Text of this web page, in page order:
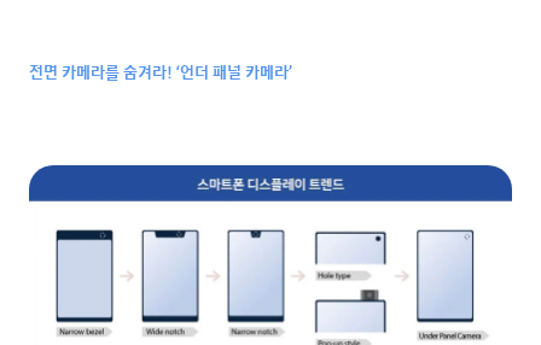
전면 카메라를 숨겨라! ‘언더 패널 카메라’